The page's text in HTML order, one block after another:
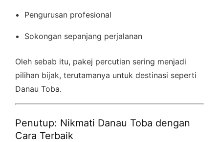
Pengurusan profesional
Sokongan sepanjang perjalanan
Oleh sebab itu, pakej percutian sering menjadi
pilihan bijak, terutamanya untuk destinasi seperti
Danau Toba.
Penutup: Nikmati Danau Toba dengan
Cara Terbaik